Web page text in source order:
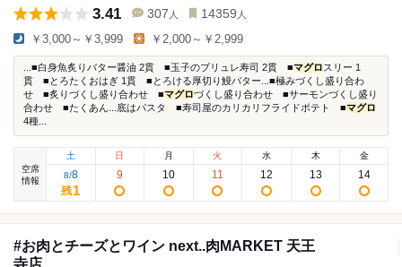
3.41 307 人 14359 人
￥3,000～￥3,999 ￥2,000～￥2,999
...■白身魚炙りバター醤油 2貫 ■玉子のブリュレ寿司 2貫 ■マグロスリー 1
貫 ■とろたくおはぎ 1貫 ■とろける厚切り鰻バター...■極みづくし盛り合わ
せ ■炙りづくし盛り合わせ ■マグロづくし盛り合わせ ■サーモンづくし盛り
合わせ ■たくあん...底はパスタ ■寿司屋のカリカリフライドポテト ■マグロ
4種...
空席
情報
土
8/8
残1
日
9
月
10
火
11
水
12
木
13
金
14
#お肉とチーズとワイン next..肉MARKET 天王